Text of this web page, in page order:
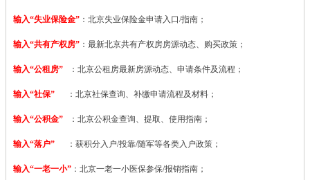
输入“失业保险金” ：北京失业保险金申请入口/指南；
输入“共有产权房” ：最新北京共有产权房房源动态、购买政策；
输入“公租房” ：北京公租房最新房源动态、申请条件及流程；
输入“社保” ：北京社保查询、补缴申请流程及材料；
输入“公积金” ：北京公积金查询、提取、使用指南；
输入“落户” ：获积分入户/投靠/随军等各类入户政策；
输入“一老一小” ：北京一老一小医保参保/报销指南；